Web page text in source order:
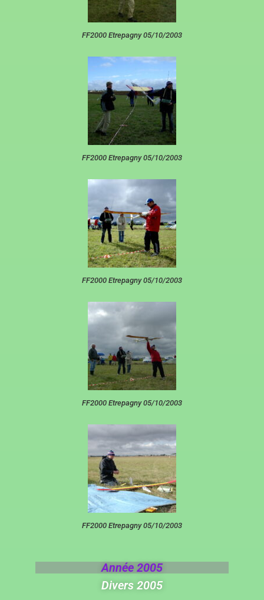
FF2000 Etrepagny 05/10/2003
FF2000 Etrepagny 05/10/2003
FF2000 Etrepagny 05/10/2003
FF2000 Etrepagny 05/10/2003
FF2000 Etrepagny 05/10/2003
Année 2005
Divers 2005